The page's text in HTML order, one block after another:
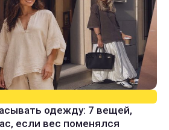
одежду: 7 вещей,
если вес поменялся